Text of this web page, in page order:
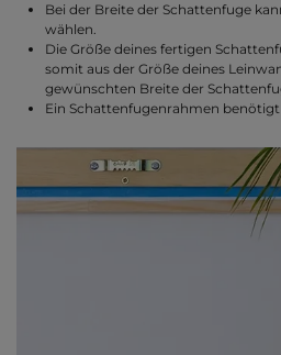
Bei der Breite der Schattenfuge
wählen.
Die Größe deines fertigen
somit aus der Größe deines
gewünschten Breite der
Ein Schattenfugenrahmen